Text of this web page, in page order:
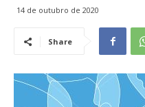
14 de outubro de 2020
Share